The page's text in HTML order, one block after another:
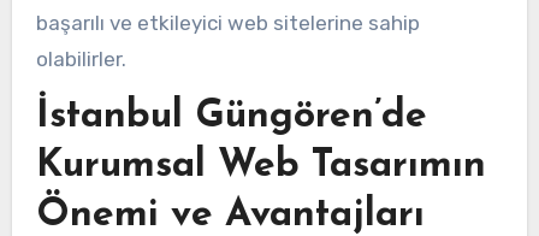
başarılı ve etkileyici web sitelerine sahip
olabilirler.
İstanbul Güngören’de
Kurumsal Web Tasarımın
Önemi ve Avantajları